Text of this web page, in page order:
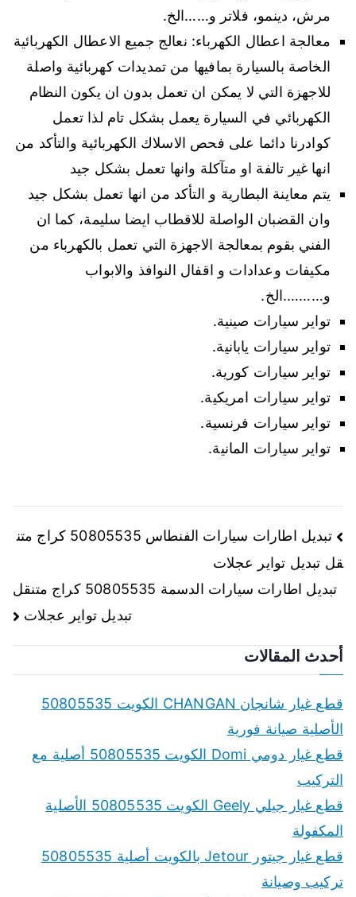
مرش، دينمو، فلاتر و……الخ.
معالجة اعطال الكهرباء: نعالج جميع الاعطال الكهربائية
الخاصة بالسيارة بمافيها من تمديدات كهربائية واصلة
للاجهزة التي لا يمكن ان تعمل بدون ان يكون النظام
الكهربائي في السيارة يعمل بشكل تام لذا تعمل
كوادرنا دائما على فحص الاسلاك الكهربائية والتأكد من
انها غير تالفة او متآكلة وانها تعمل بشكل جيد
يتم معاينة البطارية و التأكد من انها تعمل بشكل جيد
وان القضبان الواصلة للاقطاب ايضا سليمة، كما ان
الفني بقوم بمعالجة الاجهزة التي تعمل بالكهرباء من
مكيفات وعدادات و اقفال النوافذ والابواب
و……….الخ.
تواير سيارات صينية.
تواير سيارات يابانية.
تواير سيارات كورية.
تواير سيارات امريكية.
تواير سيارات فرنسية.
تواير سيارات المانية.
تصفّح
المقالات
تبديل اطارات سيارات الفنطاس 50805535 كراج متن
قل تبديل تواير عجلات
تبديل اطارات سيارات الدسمة 50805535 كراج متنقل
تبديل تواير عجلات
أحدث المقالات
قطع غيار شانجان CHANGAN الكويت 50805535
الأصلية صيانة فورية
قطع غيار دومي Domi الكويت 50805535 أصلية مع
التركيب
قطع غيار جيلي Geely الكويت 50805535 الأصلية
المكفولة
قطع غيار جيتور Jetour بالكويت أصلية 50805535
تركيب وصيانة